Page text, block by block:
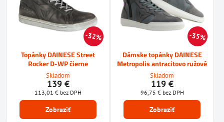
32%
Topánky DAINESE Street
Rocker D-WP čierne
Skladom
139 €
113,01 € bez DPH
Zobraziť
35%
Dámske topánky DAINESE
Metropolis antracitovo ružové
Skladom
119 €
96,75 € bez DPH
Zobraziť